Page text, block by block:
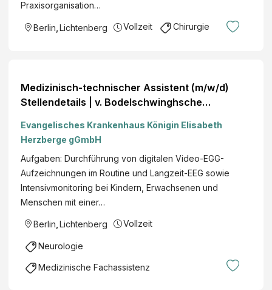
Praxisorganisation…
Berlin Lichtenberg Vollzeit Chirurgie
Medizinisch-technischer Assistent (m/w/d)
Stellendetails | v. Bodelschwinghsche
Evangelisches Krankenhaus Königin Elisabeth
Herzberge gGmbH
Aufgaben: Durchführung von digitalen Video-EGG-
Aufzeichnungen im Routine und Langzeit-EEG sowie
Intensivmonitoring bei Kindern, Erwachsenen und
Menschen mit einer…
Berlin Lichtenberg Vollzeit
Neurologie
Medizinische Fachassistenz